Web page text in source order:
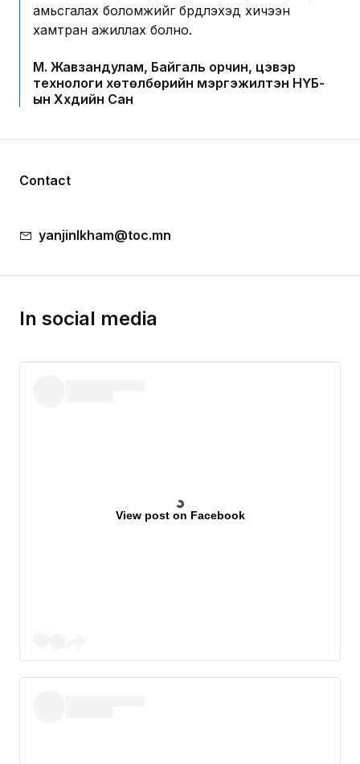
амьсгалах боломжийг бүрдүүлэхэд хичээн
хамтран ажиллах болно.
М. Жавзандулам, Байгаль орчин, цэвэр
технологи хөтөлбөрийн мэргэжилтэн НҮБ-
ын Хүүхдийн Сан
Contact
yanjinlkham@toc.mn
In social media
View post on Facebook